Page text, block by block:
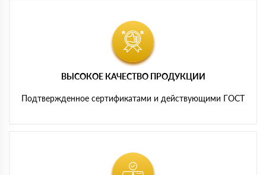
ВЫСОКОЕ КАЧЕСТВО ПРОДУКЦИИ
Подтвержденное сертификатами и действующими ГОСТ